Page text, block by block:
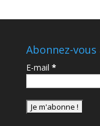
Abonnez-
E-mail *